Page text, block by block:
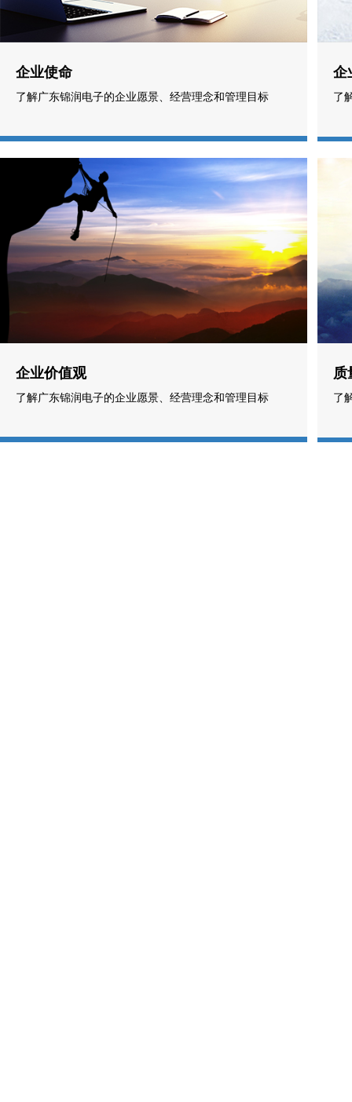
企业使命
了解广东锦润电子的企业愿景、经营理念和管理目标
企
了
质
了
企业价值观
了解广东锦润电子的企业愿景、经营理念和管理目标